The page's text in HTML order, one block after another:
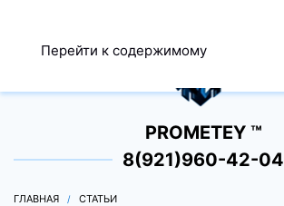
Перейти к содержимому
0
PROMETEY ™
8(921)960-42-04
ГЛАВНАЯ СТАТЬИ